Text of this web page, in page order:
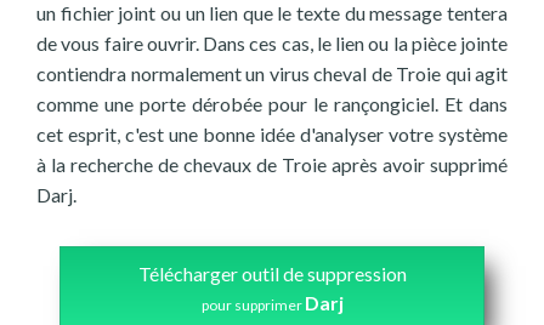
un fichier joint ou un lien que le texte du message tentera
de vous faire ouvrir. Dans ces cas, le lien ou la pièce jointe
contiendra normalement un virus cheval de Troie qui agit
comme une porte dérobée pour le rançongiciel. Et dans
cet esprit, c'est une bonne idée d'analyser votre système
à la recherche de chevaux de Troie après avoir supprimé
Darj.
Télécharger outil de suppression
pour supprimer Darj